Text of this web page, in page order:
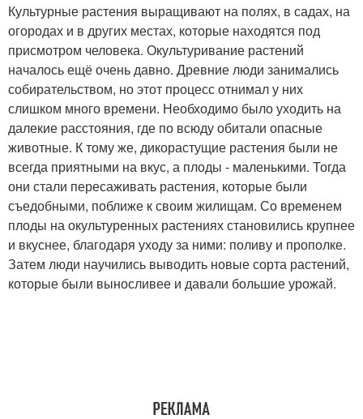
Культурные растения выращивают на полях, в садах, на
огородах и в других местах, которые находятся под
присмотром человека. Окультуривание растений
началось ещё очень давно. Древние люди занимались
собирательством, но этот процесс отнимал у них
слишком много времени. Необходимо было уходить на
далекие расстояния, где по всюду обитали опасные
животные. К тому же, дикорастущие растения были не
всегда приятными на вкус, а плоды - маленькими. Тогда
они стали пересаживать растения, которые были
съедобными, поближе к своим жилищам. Со временем
плоды на окультуренных растениях становились крупнее
и вкуснее, благодаря уходу за ними: поливу и прополке.
Затем люди научились выводить новые сорта растений,
которые были выносливее и давали большие урожай.